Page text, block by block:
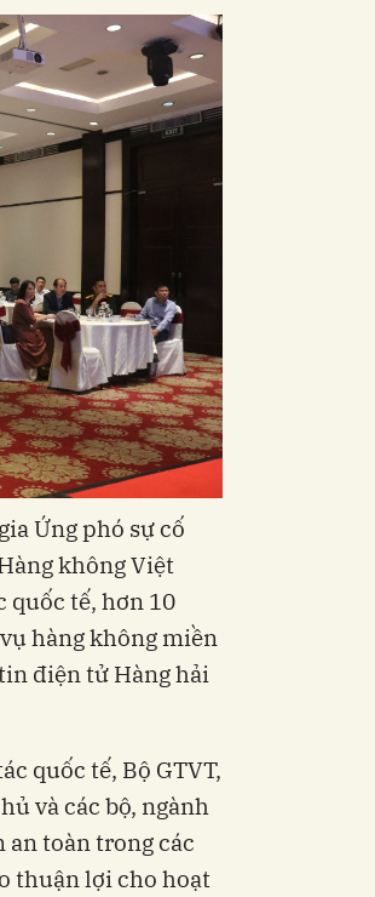
Ứng phó sự cố
không Việt
quốc tế, hơn 10
hàng không miền
điện tử Hàng hải
quốc tế, Bộ GTVT,
và các bộ, ngành
an toàn trong các
thuận lợi cho hoạt